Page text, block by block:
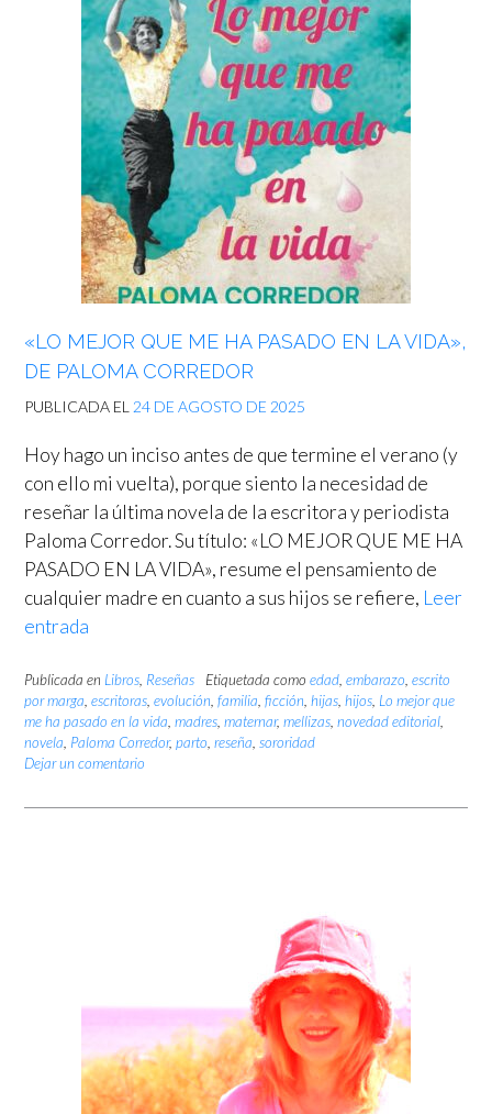
«LO MEJOR QUE ME HA PASADO EN LA VIDA»,
DE PALOMA CORREDOR
PUBLICADA EL 24 DE AGOSTO DE 2025
Hoy hago un inciso antes de que termine el verano (y
con ello mi vuelta), porque siento la necesidad de
reseñar la última novela de la escritora y periodista
Paloma Corredor. Su título: «LO MEJOR QUE ME HA
PASADO EN LA VIDA», resume el pensamiento de
cualquier madre en cuanto a sus hijos se refiere, Leer
entrada
Publicada en Libros, Reseñas Etiquetada como edad, embarazo, escrito
por marga, escritoras, evolución, familia, ficción, hijas, hijos, Lo mejor que
me ha pasado en la vida, madres, maternar, mellizas, novedad editorial,
novela, Paloma Corredor, parto, reseña, sororidad
Dejar un comentario